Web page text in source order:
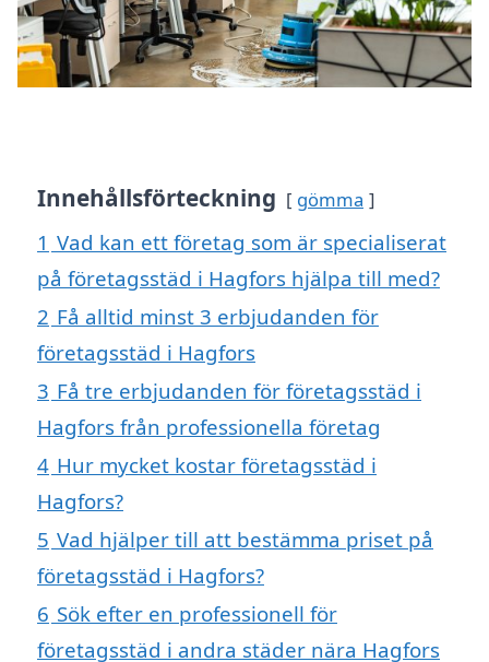
Innehållsförteckning gömma
1 Vad kan ett företag som är specialiserat
på företagsstäd i Hagfors hjälpa till med?
2 Få alltid minst 3 erbjudanden för
företagsstäd i Hagfors
3 Få tre erbjudanden för företagsstäd i
Hagfors från professionella företag
4 Hur mycket kostar företagsstäd i
Hagfors?
5 Vad hjälper till att bestämma priset på
företagsstäd i Hagfors?
6 Sök efter en professionell för
företagsstäd i andra städer nära Hagfors